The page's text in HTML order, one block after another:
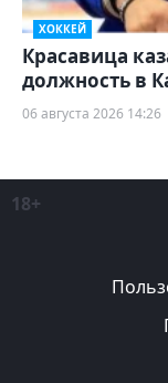
ХОККЕЙ
Красавица
должность в
06 августа 2026 14:26
18+